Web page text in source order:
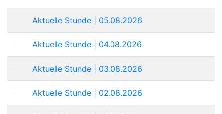
Aktuelle Stunde | 05.08.2026
Aktuelle Stunde | 04.08.2026
Aktuelle Stunde | 03.08.2026
Aktuelle Stunde | 02.08.2026